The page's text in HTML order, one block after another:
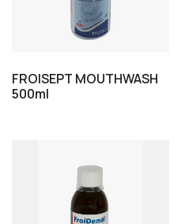
FROISEPT MOUTHWASH
500ml